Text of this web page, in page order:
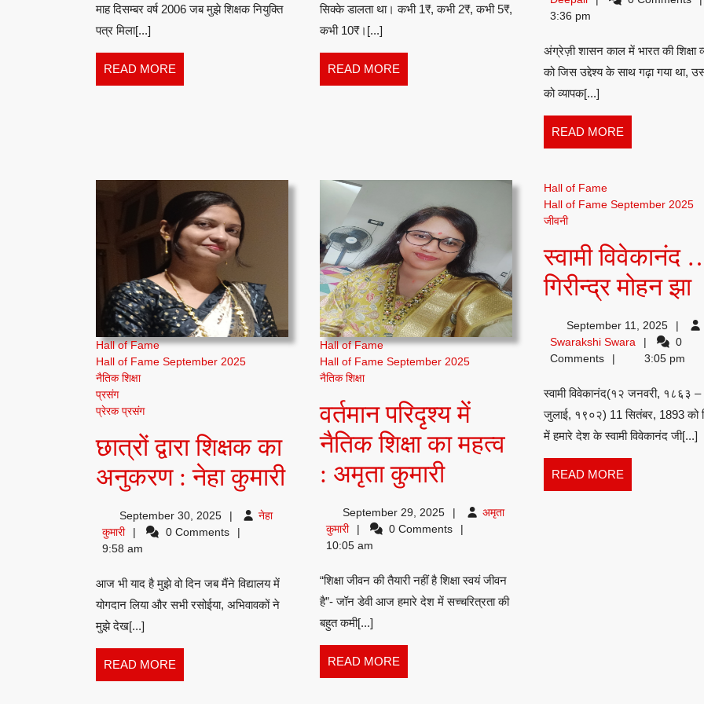
माह दिसम्बर वर्ष 2006 जब मुझे शिक्षक नियुक्ति
पत्र मिला[...]
READ MORE
MORE
सिक्के डालता था। कभी 1₹, कभी 2₹, कभी 5₹,
कभी 10₹।[...]
READ MOREREAD
MORE
शिक्षा
:
ओम
प्रकाश
Deepali
3:36 pm
अंग्रेज़ी शासन काल में भारत की शिक्षा
को जिस उद्देश्य के साथ गढ़ा गया था,
को व्यापक[...]
READ MOREREAD
MORE
Hall of Fame
Hall of Fame September 2025
नैतिक शिक्षा
प्रसंग
प्रेरक प्रसंग
छात्रों द्वारा शिक्षक का
अनुकरण : नेहा कुमारीछात्रों
शिक्षक
अनुकरण
कुमारी
September 30, 2025
नेहा
कुमारीनेहा
कुमारी
0 Comments
9:58 am
आज भी याद है मुझे वो दिन जब मैंने विद्यालय में
योगदान लिया और सभी रसोईया, अभिवावकों ने
मुझे देख[...]
READ MORE
MORE
Hall of Fame
Hall of Fame September 2025
नैतिक शिक्षा
वर्तमान परिदृश्य में
नैतिक शिक्षा का महत्व
: अमृता कुमारीवर्तमान
परिदृश्य
में
शिक्षा
September 29, 2025
अमृता
कुमारीअमृता
कुमारी
0 Comments
10:05 am
“शिक्षा जीवन की तैयारी नहीं है शिक्षा स्वयं जीवन
है”- जॉन डेवी आज हमारे देश में सच्चरित्रता की
बहुत कमी[...]
READ MOREREAD
MORE
Hall of Fame
Hall of Fame September 2025
जीवनी
स्वामी विवेकानंद
गिरीन्द्र मोहन झा
झा
September 11, 2025
Swarakshi SwaraSwarakshi
Swara
0
Comments
3:05 pm
स्वामी विवेकानंद(१२ जनवरी, १८६३
जुलाई, १९०२) 11 सितंबर, 1893 को
में हमारे देश के स्वामी विवेकानंद जी[...]
READ MOREREAD
MORE